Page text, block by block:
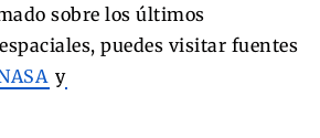
sobre los últimos
puedes visitar fuentes
y